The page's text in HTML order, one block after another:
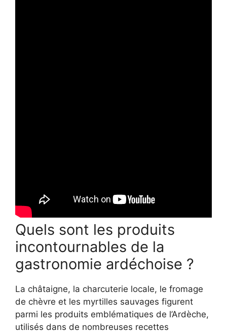
Quels sont les produits
incontournables de la
gastronomie ardéchoise ?
La châtaigne, la charcuterie locale, le fromage
de chèvre et les myrtilles sauvages figurent
parmi les produits emblématiques de l’Ardèche,
utilisés dans de nombreuses recettes